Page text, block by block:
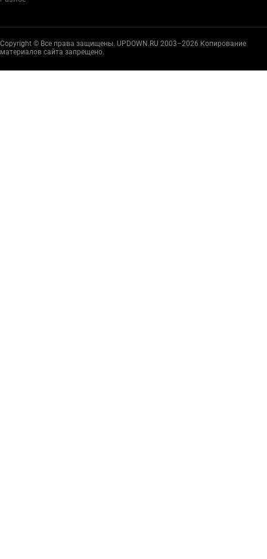
Copyright © Все права защищены. UPDOWN.RU 2003–2026 Копирование
материалов сайта запрещено.